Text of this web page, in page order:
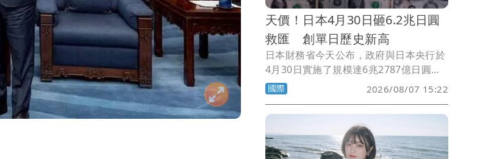
天價！日本4月30日砸6.2兆日圓
救匯 創單日歷史新高
日本財務省今天公布，政府與日本央行於
4月30日實施了規模達6兆2787億日圓的
外匯干預行動，此舉創下單日買進日圓干
預規模的歷史新高。
國際 2026/08/07 15:22